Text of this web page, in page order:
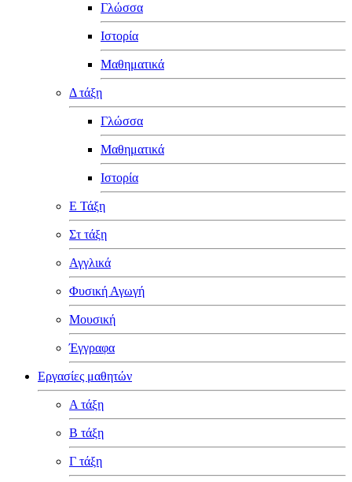
Γλώσσα
Ιστορία
Μαθηματικά
Δ τάξη
Γλώσσα
Μαθηματικά
Ιστορία
Ε Τάξη
Στ τάξη
Αγγλικά
Φυσική Αγωγή
Μουσική
Έγγραφα
Εργασίες μαθητών
Α τάξη
Β τάξη
Γ τάξη